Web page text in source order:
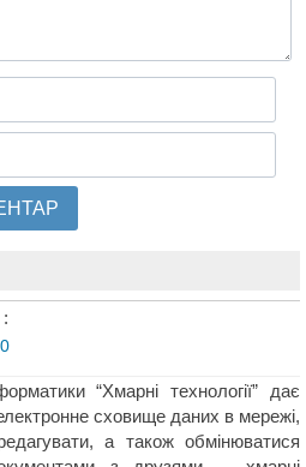
:
“Хмарні технології” дає
сховище даних в мережі,
а також обмінюватися